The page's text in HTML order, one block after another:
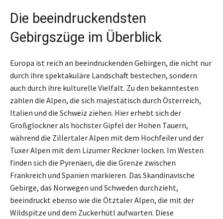
Die beeindruckendsten
Gebirgszüge im Überblick
Europa ist reich an beeindruckenden Gebirgen, die nicht nur
durch ihre spektakuläre Landschaft bestechen, sondern
auch durch ihre kulturelle Vielfalt. Zu den bekanntesten
zählen die Alpen, die sich majestätisch durch Österreich,
Italien und die Schweiz ziehen. Hier erhebt sich der
Großglockner als höchster Gipfel der Hohen Tauern,
während die Zillertaler Alpen mit dem Hochfeiler und der
Tuxer Alpen mit dem Lizumer Reckner locken. Im Westen
finden sich die Pyrenäen, die die Grenze zwischen
Frankreich und Spanien markieren. Das Skandinavische
Gebirge, das Norwegen und Schweden durchzieht,
beeindruckt ebenso wie die Ötztaler Alpen, die mit der
Wildspitze und dem Zuckerhütl aufwarten. Diese